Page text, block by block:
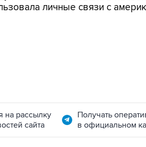
личные связи с
на рассылку
сайта
Получать
в официальном